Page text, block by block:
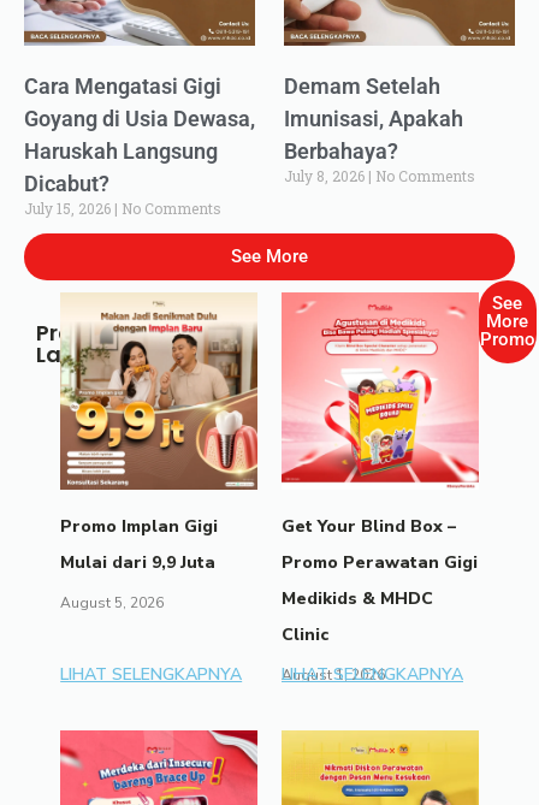
Cara Mengatasi Gigi
Goyang di Usia Dewasa,
Haruskah Langsung
Dicabut?
July 15, 2026 No Comments
Demam Setelah
Imunisasi, Apakah
Berbahaya?
July 8, 2026 No Comments
See More
Promo
Lainnya
Promo Implan Gigi
Mulai dari 9,9 Juta
August 5, 2026
LIHAT SELENGKAPNYA
Get Your Blind Box –
Promo Perawatan Gigi
Medikids & MHDC
Clinic
August 1, 2026
LIHAT SELENGKAPNYA
See
More
Promo